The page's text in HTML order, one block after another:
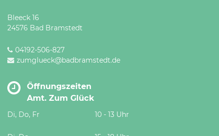
Bleeck 16
24576 Bad Bramstedt
04192-506-827
zumglueck@badbramstedt.de
Öffnungszeiten
Amt. Zum Glück
Di, Do, Fr 10 - 13 Uhr